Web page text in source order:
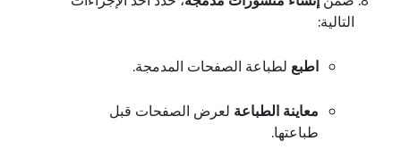
التالية:
اطبع لطباعة الصفحات المدمجة.
معاينة الطباعة لعرض الصفحات قبل
طباعتها.